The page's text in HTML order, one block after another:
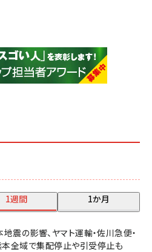
1週間 1か月
震の影響、ヤマト運輸・佐川急便・
全域で集配停止や引受停止も